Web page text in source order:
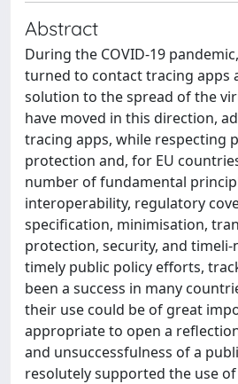
Abstract
During the COVID-19
turned to contact tracing apps
solution to the spread of the
have moved in this direction,
tracing apps, while respecting
protection and, for EU
number of fundamental
interoperability, regulatory
specification, minimisation,
protection, security, and timeli-
timely public policy efforts,
been a success in many
their use could be of great
appropriate to open a
and unsuccessfulness of a
resolutely supported the use